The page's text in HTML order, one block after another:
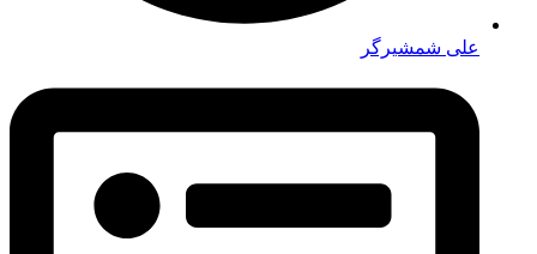
علی شمشیرگر